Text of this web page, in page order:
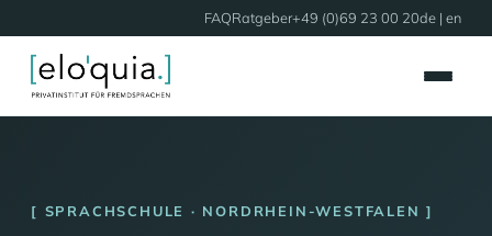
FAQRatgeber+49 (0)69 23 00 20de | en
SPRACHSCHULE · NORDRHEIN-WESTFALEN